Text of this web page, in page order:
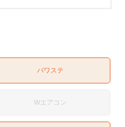
パワステ
Wエアコン